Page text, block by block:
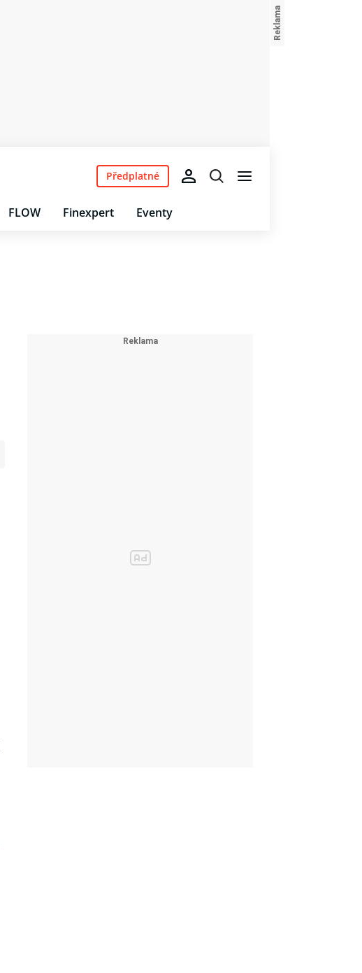
FLOW Finexpert Eventy
Předplatné